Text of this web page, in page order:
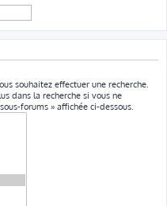
souhaitez effectuer une recherche.
dans la recherche si vous ne
forums » affichée ci-dessous.